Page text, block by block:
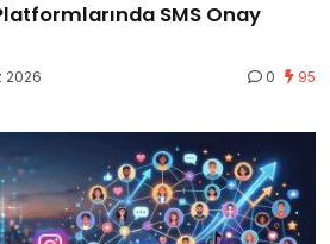
SMS Onay
2026 0 95